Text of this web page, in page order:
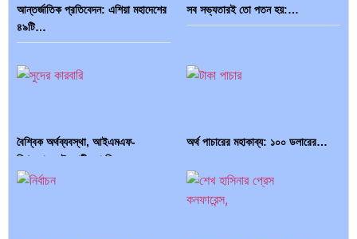
আন্তর্জাতিক প্রতিবেদন: এশিয়া মহাদেশের
৪৯টি…
সব সভ্যতারই তো পতন হয়:…
বৈশ্বিক অর্থব্যবস্থা, আইএমএফ-
বিশ্বব্যাংক, ইসলামী ব্যাংকিং…
অর্থ পাচারের মহাকাব্য: ১০০ ডলারের…